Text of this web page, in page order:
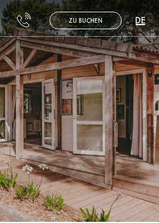
ZU BUCHEN
FR
EN
NL
DE
ES